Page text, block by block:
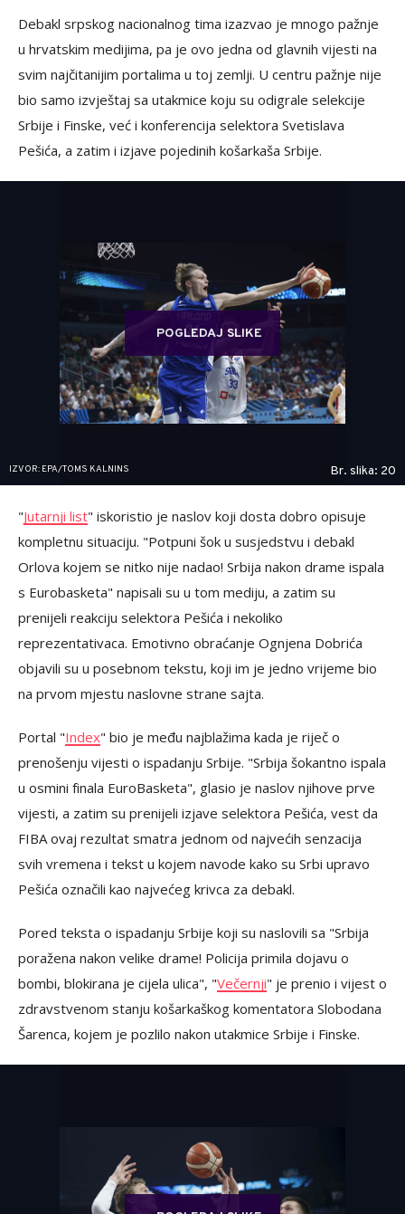
Debakl srpskog nacionalnog tima izazvao je mnogo pažnje
u hrvatskim medijima, pa je ovo jedna od glavnih vijesti na
svim najčitanijim portalima u toj zemlji. U centru pažnje nije
bio samo izvještaj sa utakmice koju su odigrale selekcije
Srbije i Finske, već i konferencija selektora Svetislava
Pešića, a zatim i izjave pojedinih košarkaša Srbije.
POGLEDAJ SLIKE
IZVOR: EPA/TOMS KALNINS Br. slika: 20
"Jutarnji list" iskoristio je naslov koji dosta dobro opisuje
kompletnu situaciju. "Potpuni šok u susjedstvu i debakl
Orlova kojem se nitko nije nadao! Srbija nakon drame ispala
s Eurobasketa" napisali su u tom mediju, a zatim su
prenijeli reakciju selektora Pešića i nekoliko
reprezentativaca. Emotivno obraćanje Ognjena Dobrića
objavili su u posebnom tekstu, koji im je jedno vrijeme bio
na prvom mjestu naslovne strane sajta.
Portal "Index" bio je među najblažima kada je riječ o
prenošenju vijesti o ispadanju Srbije. "Srbija šokantno ispala
u osmini finala EuroBasketa", glasio je naslov njihove prve
vijesti, a zatim su prenijeli izjave selektora Pešića, vest da
FIBA ovaj rezultat smatra jednom od najvećih senzacija
svih vremena i tekst u kojem navode kako su Srbi upravo
Pešića označili kao najvećeg krivca za debakl.
Pored teksta o ispadanju Srbije koji su naslovili sa "Srbija
poražena nakon velike drame! Policija primila dojavu o
bombi, blokirana je cijela ulica", "Večernji" je prenio i vijest o
zdravstvenom stanju košarkaškog komentatora Slobodana
Šarenca, kojem je pozlilo nakon utakmice Srbije i Finske.